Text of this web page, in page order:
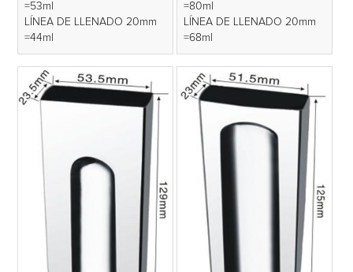
=53ml
LÍNEA DE LLENADO 20mm
=44ml
=80ml
LÍNEA DE LLENADO 20mm
=68ml